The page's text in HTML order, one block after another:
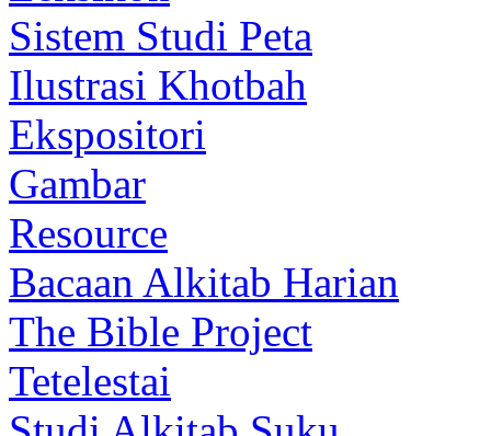
Sistem Studi Peta
Ilustrasi Khotbah
Ekspositori
Gambar
Resource
Bacaan Alkitab Harian
The Bible Project
Tetelestai